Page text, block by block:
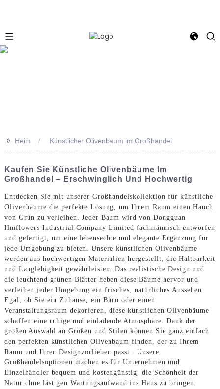
>> Heim Künstlicher Olivenbaum im Großhandel
Kaufen Sie Künstliche Olivenbäume Im
Großhandel – Erschwinglich Und Hochwertig
Entdecken Sie mit unserer Großhandelskollektion für künstliche
Olivenbäume die perfekte Lösung, um Ihrem Raum einen Hauch
von Grün zu verleihen. Jeder Baum wird von Dongguan
Hmflowers Industrial Company Limited fachmännisch entworfen
und gefertigt, um eine lebensechte und elegante Ergänzung für
jede Umgebung zu bieten. Unsere künstlichen Olivenbäume
werden aus hochwertigen Materialien hergestellt, die Haltbarkeit
und Langlebigkeit gewährleisten. Das realistische Design und
die leuchtend grünen Blätter heben diese Bäume hervor und
verleihen jeder Umgebung ein frisches, natürliches Aussehen.
Egal, ob Sie ein Zuhause, ein Büro oder einen
Veranstaltungsraum dekorieren, diese künstlichen Olivenbäume
schaffen eine ruhige und einladende Atmosphäre. Dank der
großen Auswahl an Größen und Stilen können Sie ganz einfach
den perfekten künstlichen Olivenbaum finden, der zu Ihrem
Raum und Ihren Designvorlieben passt . Unsere
Großhandelsoptionen machen es für Unternehmen und
Einzelhändler bequem und kostengünstig, die Schönheit der
Natur ohne lästigen Wartungsaufwand ins Haus zu bringen.